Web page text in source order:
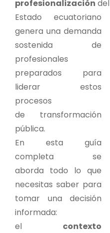
profesionalización del
Estado ecuatoriano
genera una demanda
sostenida de
profesionales
preparados para
liderar estos
procesos
de transformación
pública.
En esta guía
completa se
aborda todo lo que
necesitas saber para
tomar una decisión
informada:
el contexto